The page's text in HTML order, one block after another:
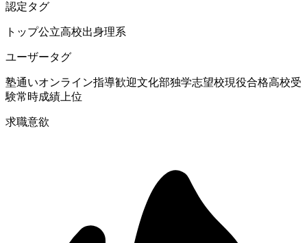
認定タグ
トップ公立高校出身理系
ユーザータグ
塾通いオンライン指導歓迎文化部独学志望校現役合格高校受
験常時成績上位
求職意欲